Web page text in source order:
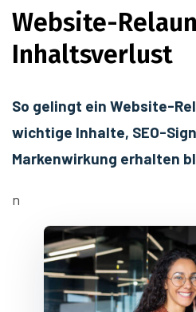
Website-
Inhaltsverlust
So gelingt ein Website-
wichtige Inhalte, SEO-
Markenwirkung erhalten
n